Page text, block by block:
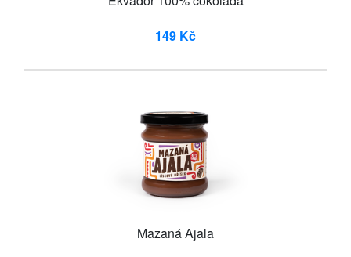
149 Kč
Mazaná Ajala